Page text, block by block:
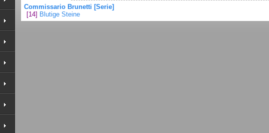
Commissario Brunetti [Serie]
[14] Blutige Steine